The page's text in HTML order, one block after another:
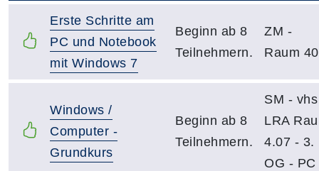
Erste Schritte am
PC und Notebook
mit Windows 7
Beginn ab 8
Teilnehmern.
ZM -
Raum
Windows /
Computer -
Grundkurs
Beginn ab 8
Teilnehmern.
SM -
LRA
4.07 - 3.
OG - PC